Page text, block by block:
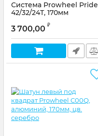
Система Prowheel Pride
42/32/24Т, 170мм
3 700,00 ₽